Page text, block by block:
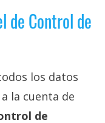
de Control de
los datos
la cuenta de
de